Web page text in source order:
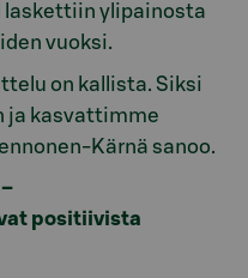
laskettiin ylipainosta
vuoksi.
on kallista. Siksi
ja kasvattimme
Kärnä sanoo.
positiivista